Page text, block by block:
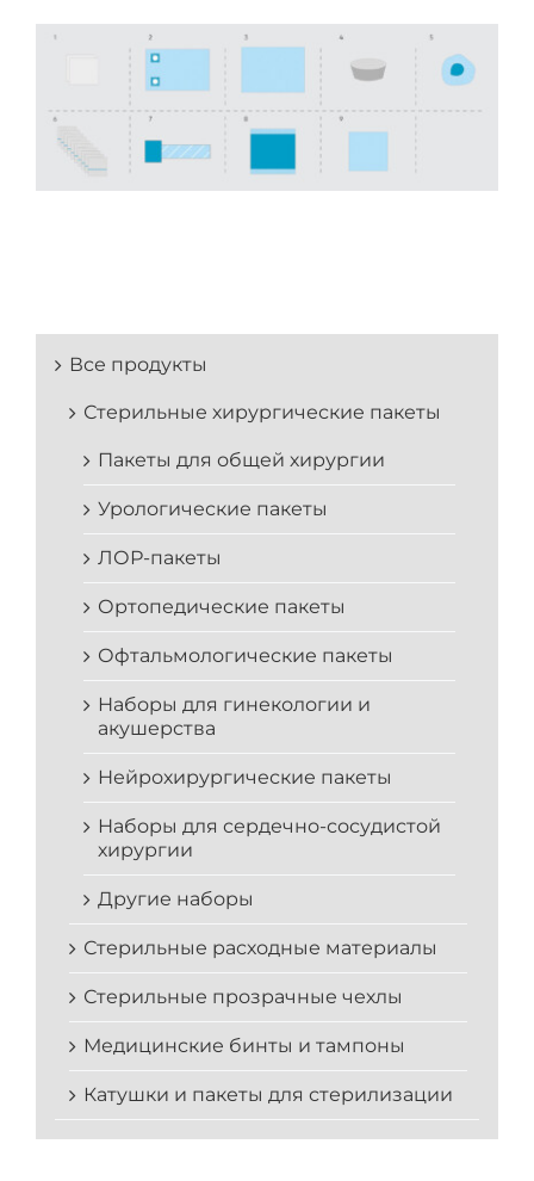
Все продукты
Стерильные хирургические пакеты
Пакеты для общей хирургии
Урологические пакеты
ЛОР-пакеты
Ортопедические пакеты
Офтальмологические пакеты
Наборы для гинекологии и
акушерства
Нейрохирургические пакеты
Наборы для сердечно-сосудистой
хирургии
Другие наборы
Стерильные расходные материалы
Стерильные прозрачные чехлы
Медицинские бинты и тампоны
Катушки и пакеты для стерилизации